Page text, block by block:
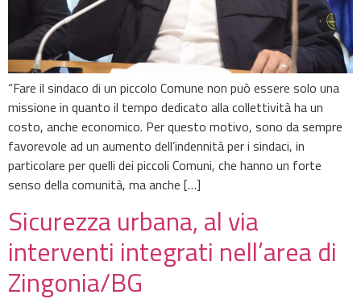
“Fare il sindaco di un piccolo Comune non può essere solo una
missione in quanto il tempo dedicato alla collettività ha un
costo, anche economico. Per questo motivo, sono da sempre
favorevole ad un aumento dell’indennità per i sindaci, in
particolare per quelli dei piccoli Comuni, che hanno un forte
senso della comunità, ma anche […]
Sicurezza urbana, al via
interventi integrati nell’area di
Zingonia/BG